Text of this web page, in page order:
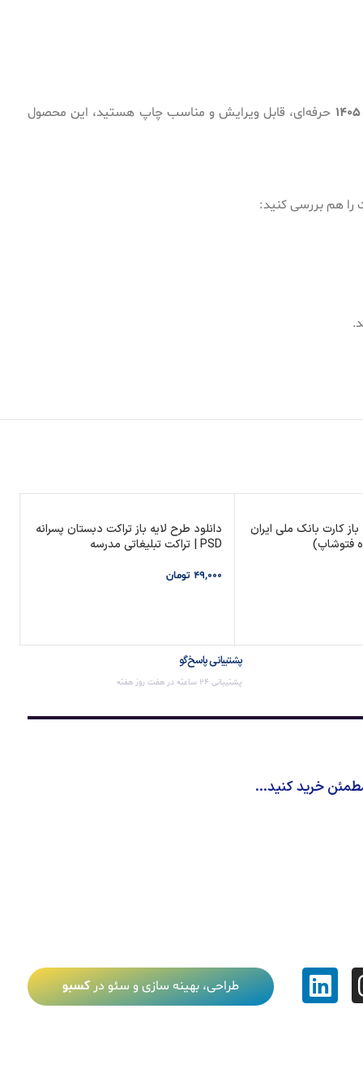
حرفه‌ای، قابل ویرایش و مناسب چاپ هستید، این محصول
را هم بررسی کنید:
باز کارت بانک ملی ایران
دانلود طرح لایه باز تراکت دبستان پسرانه
PSD | تراکت تبلیغاتی مدرسه
49,000 تومان
پشتیبانی پاسخ‌گو
پشتیبانی 24 ساعته در هفت روز هفته
خرید کنید...
طراحی، بهینه سازی و سئو درکسبو